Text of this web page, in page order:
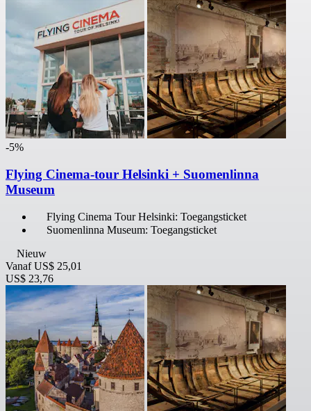
-5%
Flying Cinema-tour Helsinki + Suomenlinna
Museum
Flying Cinema Tour Helsinki: Toegangsticket
Suomenlinna Museum: Toegangsticket
Nieuw
Vanaf US$ 25,01
US$ 23,76